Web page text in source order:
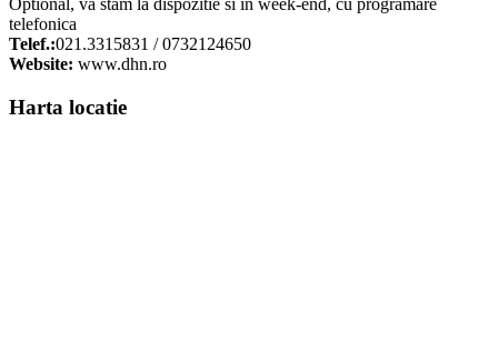
Optional, va stam la dispozitie si in week-end, cu programare
telefonica
Telef.:021.3315831 / 0732124650
Website: www.dhn.ro
Harta locatie